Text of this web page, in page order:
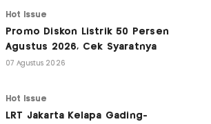
Hot Issue
Promo Diskon Listrik 50 Persen
Agustus 2026, Cek Syaratnya
07 Agustus 2026
Hot Issue
LRT Jakarta Kelapa Gading-